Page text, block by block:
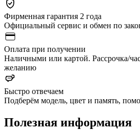
Фирменная гарантия 2 года
Официальный сервис и обмен по
Оплата при получении
Наличными или картой. Рассрочка/
желанию
Быстро отвечаем
Подберём модель, цвет и память,
Полезная информация